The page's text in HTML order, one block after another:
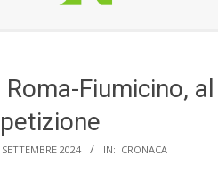
Fiumicino, al
2024 IN: CRONACA